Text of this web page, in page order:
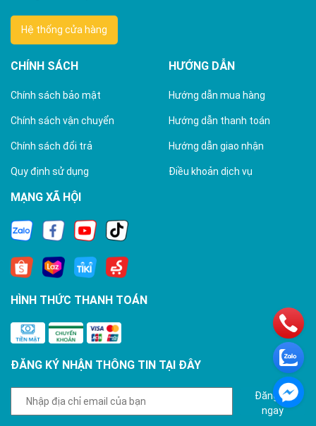
Hệ thống cửa hàng
CHÍNH SÁCH
Chính sách bảo mật
Chính sách vận chuyển
Chính sách đổi trả
Quy định sử dụng
HƯỚNG DẪN
Hướng dẫn mua hàng
Hướng dẫn thanh toán
Hướng dẫn giao nhận
Điều khoản dịch vụ
MẠNG XÃ HỘI
HÌNH THỨC THANH TOÁN
ĐĂNG KÝ NHẬN THÔNG TIN TẠI ĐÂY
Đăng ký
ngay